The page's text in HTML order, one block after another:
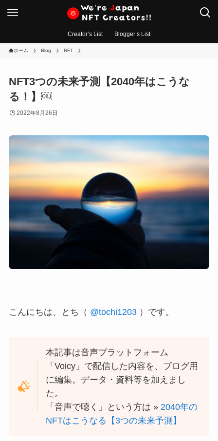
Creator’s List Blogger’s List
ホーム Blog NFT
NFT3つの未来予測【2040年はこうな
る！】￼
2022年8月26日
こんにちは、とち（ @tochi1203）です。
本記事は音声プラットフォーム
「Voicy」で配信した内容を、ブログ用
に編集。データ・資料等を加えまし
た。
「音声で聴く」という方は » 2040年の
NFTはこうなる【3つの未来予測】